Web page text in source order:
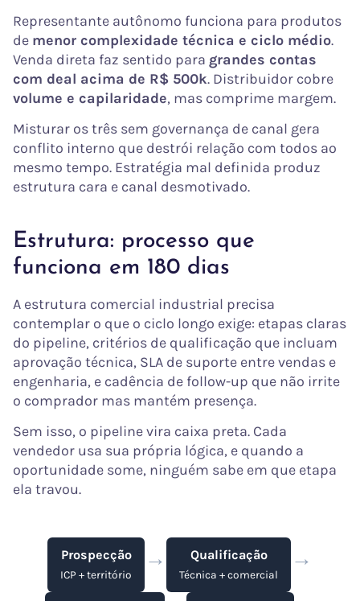
Representante autônomo funciona para produtos
de menor complexidade técnica e ciclo médio.
Venda direta faz sentido para grandes contas
com deal acima de R$ 500k. Distribuidor cobre
volume e capilaridade, mas comprime margem.
Misturar os três sem governança de canal gera
conflito interno que destrói relação com todos ao
mesmo tempo. Estratégia mal definida produz
estrutura cara e canal desmotivado.
Estrutura: processo que
funciona em 180 dias
A estrutura comercial industrial precisa
contemplar o que o ciclo longo exige: etapas claras
do pipeline, critérios de qualificação que incluam
aprovação técnica, SLA de suporte entre vendas e
engenharia, e cadência de follow-up que não irrite
o comprador mas mantém presença.
Sem isso, o pipeline vira caixa preta. Cada
vendedor usa sua própria lógica, e quando a
oportunidade some, ninguém sabe em que etapa
ela travou.
Prospecção
ICP + território
→ Qualificação
Técnica + comercial
→